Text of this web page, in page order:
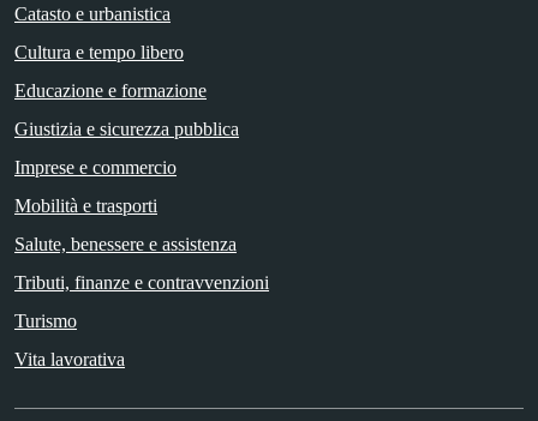
Catasto e urbanistica
Cultura e tempo libero
Educazione e formazione
Giustizia e sicurezza pubblica
Imprese e commercio
Mobilità e trasporti
Salute, benessere e assistenza
Tributi, finanze e contravvenzioni
Turismo
Vita lavorativa